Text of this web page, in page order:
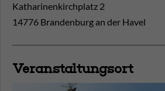
Katharinenkirchplatz 2
14776 Brandenburg an der Havel
Veranstaltungsort